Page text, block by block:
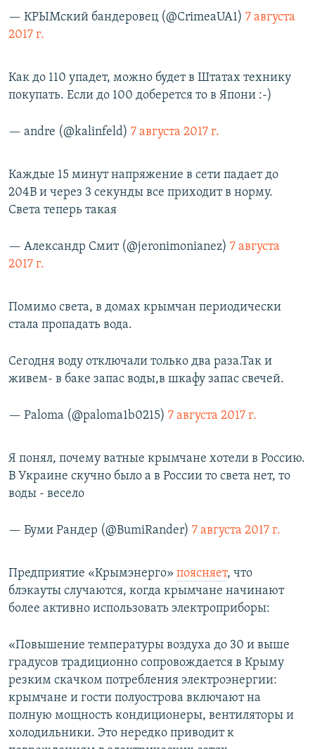
— КРЫМский бандеровец (@CrimeaUA1) 7 августа
2017 г.
Как до 110 упадет, можно будет в Штатах технику
покупать. Если до 100 доберется то в Япони :-)
— andre (@kalinfeld) 7 августа 2017 г.
Каждые 15 минут напряжение в сети падает до
204В и через 3 секунды все приходит в норму.
Света теперь такая
— Александр Смит (@jeronimonianez) 7 августа
2017 г.
Помимо света, в домах крымчан периодически
стала пропадать вода.
Сегодня воду отключали только два раза.Так и
живем- в баке запас воды,в шкафу запас свечей.
— Paloma (@paloma1b0215) 7 августа 2017 г.
Я понял, почему ватные крымчане хотели в Россию.
В Украине скучно было а в России то света нет, то
воды - весело
— Буми Рандер (@BumiRander) 7 августа 2017 г.
Предприятие «Крымэнерго» поясняет, что
блэкауты случаются, когда крымчане начинают
более активно использовать электроприборы:
«Повышение температуры воздуха до 30 и выше
градусов традиционно сопровождается в Крыму
резким скачком потребления электроэнергии:
крымчане и гости полуострова включают на
полную мощность кондиционеры, вентиляторы и
холодильники. Это нередко приводит к